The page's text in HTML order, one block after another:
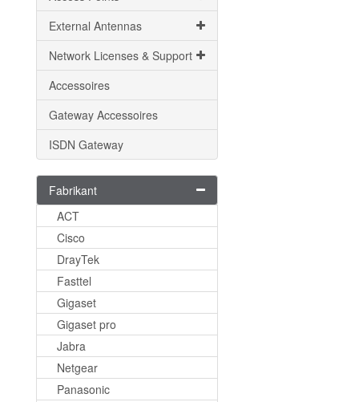
External Antennas
Network Licenses & Support
Accessoires
Gateway Accessoires
ISDN Gateway
Fabrikant
ACT
Cisco
DrayTek
Fasttel
Gigaset
Gigaset pro
Jabra
Netgear
Panasonic